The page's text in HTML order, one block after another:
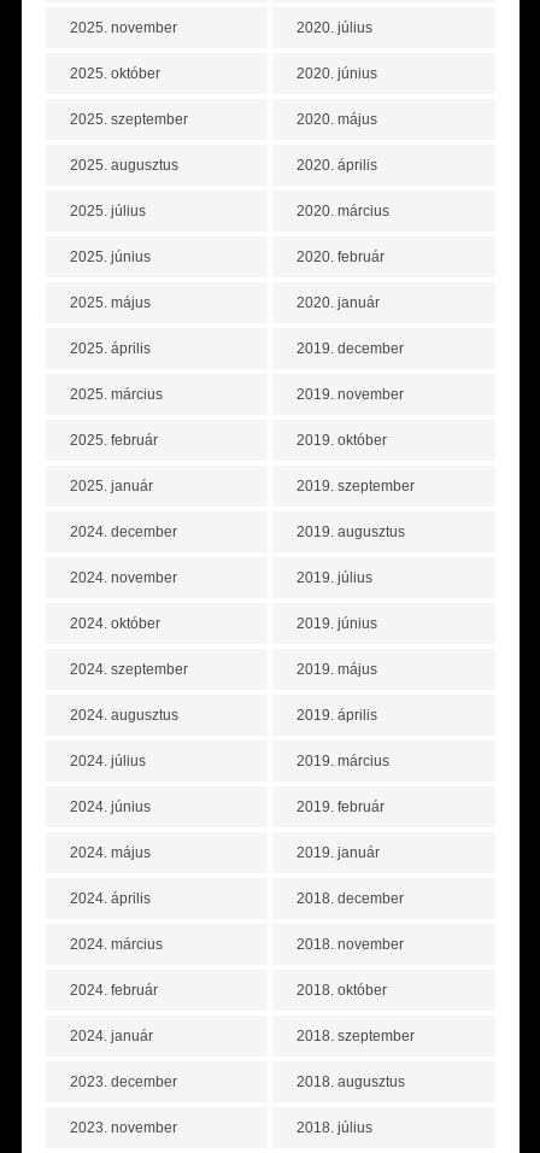
2025. november
2025. október
2025. szeptember
2025. augusztus
2025. július
2025. június
2025. május
2025. április
2025. március
2025. február
2025. január
2024. december
2024. november
2024. október
2024. szeptember
2024. augusztus
2024. július
2024. június
2024. május
2024. április
2024. március
2024. február
2024. január
2023. december
2023. november
2020. július
2020. június
2020. május
2020. április
2020. március
2020. február
2020. január
2019. december
2019. november
2019. október
2019. szeptember
2019. augusztus
2019. július
2019. június
2019. május
2019. április
2019. március
2019. február
2019. január
2018. december
2018. november
2018. október
2018. szeptember
2018. augusztus
2018. július